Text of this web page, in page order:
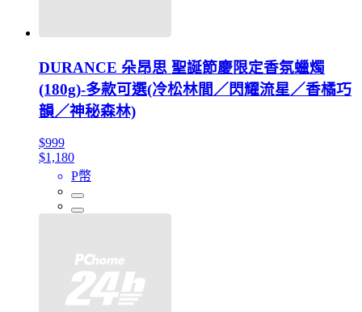
DURANCE 朵昂思 聖誕節慶限定香氛蠟燭
(180g)-多款可選(冷松林間／閃耀流星／香橘巧
韻／神秘森林)
$999
$1,180
P幣